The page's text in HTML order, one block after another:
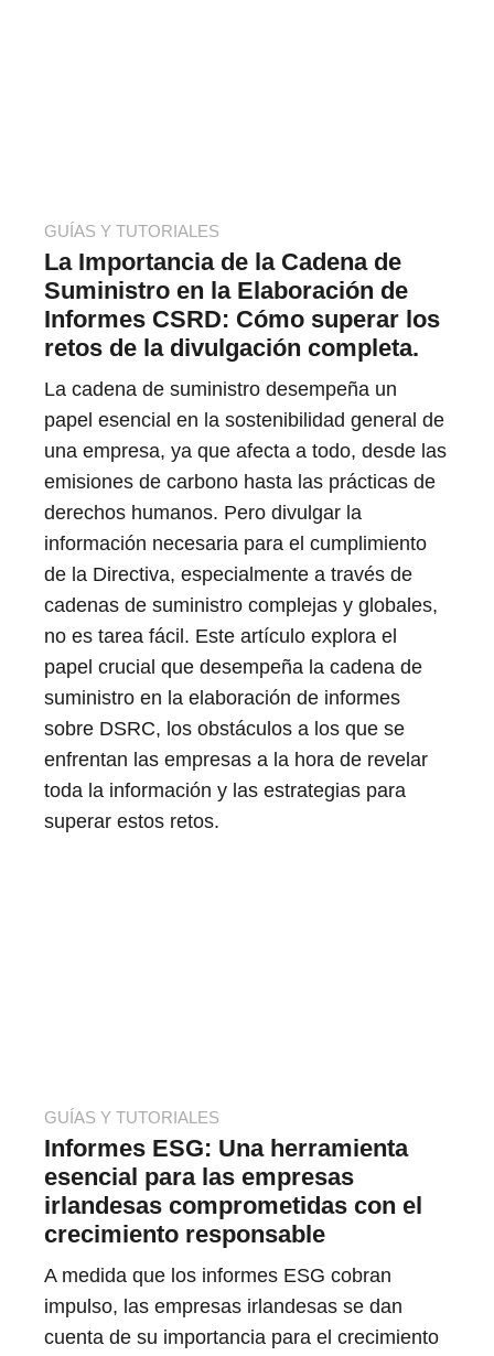
GUÍAS Y TUTORIALES
La Importancia de la Cadena de
Suministro en la Elaboración de
Informes CSRD: Cómo superar los
retos de la divulgación completa.
La cadena de suministro desempeña un
papel esencial en la sostenibilidad general de
una empresa, ya que afecta a todo, desde las
emisiones de carbono hasta las prácticas de
derechos humanos. Pero divulgar la
información necesaria para el cumplimiento
de la Directiva, especialmente a través de
cadenas de suministro complejas y globales,
no es tarea fácil. Este artículo explora el
papel crucial que desempeña la cadena de
suministro en la elaboración de informes
sobre DSRC, los obstáculos a los que se
enfrentan las empresas a la hora de revelar
toda la información y las estrategias para
superar estos retos.
GUÍAS Y TUTORIALES
Informes ESG: Una herramienta
esencial para las empresas
irlandesas comprometidas con el
crecimiento responsable
A medida que los informes ESG cobran
impulso, las empresas irlandesas se dan
cuenta de su importancia para el crecimiento